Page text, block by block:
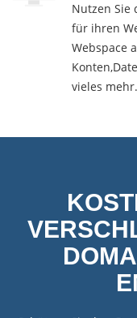
Nutzen Sie
für ihren
Webspace
vieles mehr.
1-
Die 1-Klick-
Programme wie